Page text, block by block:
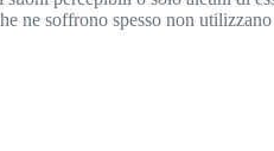
ne soffrono spesso non